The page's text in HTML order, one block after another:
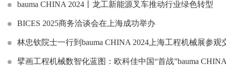
bauma CHINA 2024丨龙工新能源叉车推动行业绿色转型
BICES 2025商务洽谈会在上海成功举办
林忠钦院士一行到bauma CHINA 2024上海工程机械展参观
擘画工程机械数智化蓝图：欧科佳中国“首战”bauma